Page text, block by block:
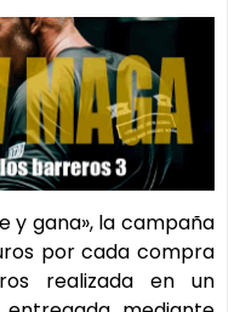
y gana», la campaña
por cada compra
realizada en un